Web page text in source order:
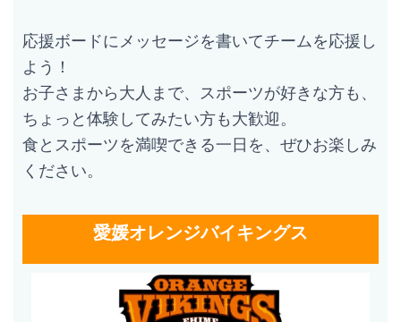
応援ボードにメッセージを書いてチームを応援し
よう！
お子さまから大人まで、スポーツが好きな方も、
ちょっと体験してみたい方も大歓迎。
食とスポーツを満喫できる一日を、ぜひお楽しみ
ください。
愛媛オレンジバイキングス